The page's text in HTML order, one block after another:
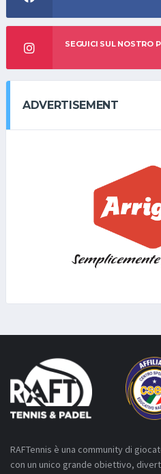
SEGUICI SUL NOSTRO
ADVERTISEMENT
RAFTennis è una community di
con un unico grande obiettivo,